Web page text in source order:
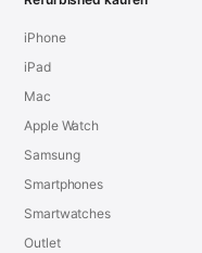
iPhone
iPad
Mac
Apple Watch
Samsung
Smartphones
Smartwatches
Outlet